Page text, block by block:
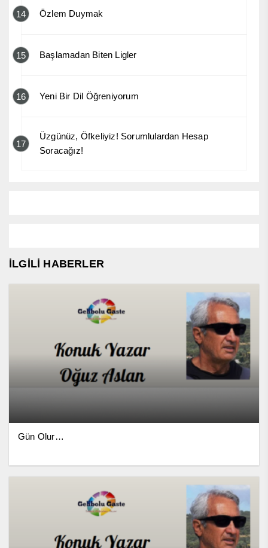
14 Özlem Duymak
15 Başlamadan Biten Ligler
16 Yeni Bir Dil Öğreniyorum
17
Üzgünüz, Öfkeliyiz! Sorumlulardan Hesap
Soracağız!
İLGİLİ HABERLER
Gün Olur…